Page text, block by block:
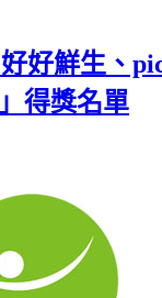
好鮮生、
得獎名單